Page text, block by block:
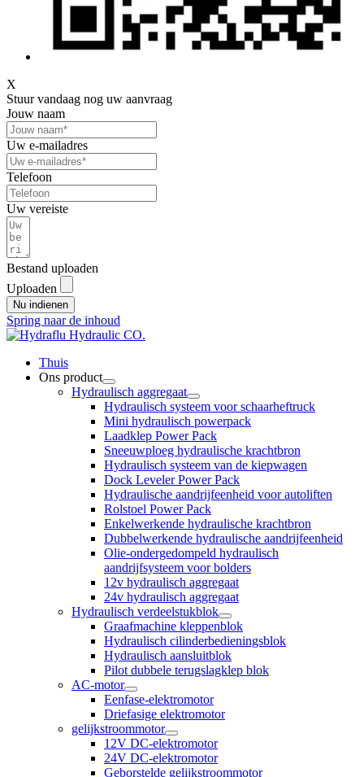
X
Stuur vandaag nog uw aanvraag
Jouw naam
Uw e-mailadres
Telefoon
Uw vereiste
Bestand uploaden
Uploaden
Nu indienen
Spring naar de inhoud
Thuis
Ons product
Hydraulisch aggregaat
Hydraulisch systeem voor schaarheftruck
Mini hydraulisch powerpack
Laadklep Power Pack
Sneeuwploeg hydraulische krachtbron
Hydraulisch systeem van de kiepwagen
Dock Leveler Power Pack
Hydraulische aandrijfeenheid voor autoliften
Rolstoel Power Pack
Enkelwerkende hydraulische krachtbron
Dubbelwerkende hydraulische aandrijfeenheid
Olie-ondergedompeld hydraulisch
aandrijfsysteem voor bolders
12v hydraulisch aggregaat
24v hydraulisch aggregaat
Hydraulisch verdeelstukblok
Graafmachine kleppenblok
Hydraulisch cilinderbedieningsblok
Hydraulisch aansluitblok
Pilot dubbele terugslagklep blok
AC-motor
Eenfase-elektromotor
Driefasige elektromotor
gelijkstroommotor
12V DC-elektromotor
24V DC-elektromotor
Geborstelde gelijkstroommotor